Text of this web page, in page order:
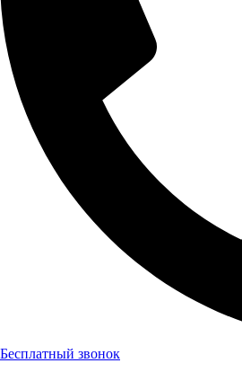
Бесплатный звонок